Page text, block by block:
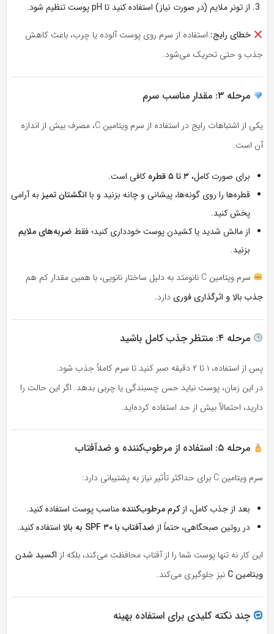
از تونر ملایم (در صورت نیاز) استفاده کنید تا pH پوست تنظیم شود.
خطای رایج:استفاده از سرم روی پوست آلوده یا چرب، باعث کاهش
جذب و حتی تحریک می‌شود.
مرحله ۳: مقدار مناسب سرم
یکی از اشتباهات رایج در استفاده از سرم ویتامین C، مصرف بیش از اندازه
آن است.
برای صورت کامل،۳ تا ۵ قطره
کافی است.
قطره‌ها را روی گونه‌ها، پیشانی و چانه بزنید و باانگشتان تمیزبه آرامی
پخش کنید.
از مالش شدید یا کشیدن پوست خودداری کنید؛ فقط ضربه‌های ملایم
بزنید.
سرم ویتامین C نانو‌متد به دلیل ساختار نانویی، با همین مقدار کم هم
جذب بالا و اثرگذاری فوریدارد.
مرحله ۴: منتظر جذب کامل باشید
پس از استفاده، ۱ تا ۲ دقیقه صبر کنید تا سرم کاملاً جذب شود.
در این زمان، پوست نباید حس چسبندگی یا چربی بدهد. اگر این حالت را
دارید، احتمالاً بیش از حد استفاده کرده‌اید.
مرحله ۵: استفاده از مرطوب‌کننده و ضدآفتاب
سرم ویتامین C برای حداکثر تأثیر نیاز به پشتیبانی دارد:
بعد از جذب کامل، ازکرم مرطوب‌کنندهمناسب پوست استفاده کنید.
در روتین صبحگاهی، حتماً از ضدآفتاب با SPF ۳۰ به بالا استفاده کنید.
این کار نه تنها پوست شما را از آفتاب محافظت می‌کند، بلکه از اکسید شدن
ویتامین C نیز جلوگیری می‌کند.
چند نکته کلیدی برای استفاده بهینه